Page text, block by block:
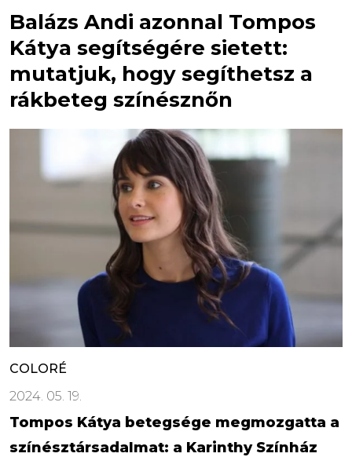
Balázs Andi azonnal Tompos
Kátya segítségére sietett:
mutatjuk, hogy segíthetsz a
rákbeteg színésznőn
COLORÉ
2024. 05. 19.
Tompos Kátya betegsége megmozgatta a
színésztársadalmat: a Karinthy Színház